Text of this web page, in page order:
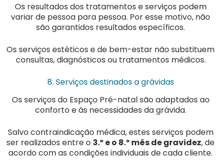
Os resultados dos tratamentos e serviços podem
variar de pessoa para pessoa. Por esse motivo, não
são garantidos resultados específicos.
Os serviços estéticos e de bem-estar não substituem
consultas, diagnósticos ou tratamentos médicos.
8. Serviços destinados a grávidas
Os serviços do Espaço Pré-natal são adaptados ao
conforto e às necessidades da grávida.
Salvo contraindicação médica, estes serviços podem
ser realizados entre o 3.º e o 8.º mês de gravidez, de
acordo com as condições individuais de cada cliente.